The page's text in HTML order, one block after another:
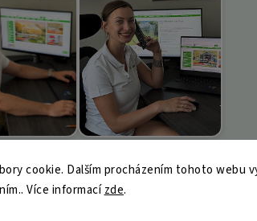
cookie. Dalším procházením tohoto webu
Více informacízde.
shop.cz